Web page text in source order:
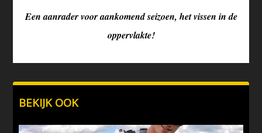
Een aanrader voor aankomend seizoen, het vissen in de
oppervlakte!
BEKIJK OOK